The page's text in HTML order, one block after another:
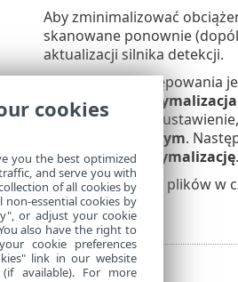
Aby zminimalizować
skanowane ponownie
aktualizacji silnika detekcji.
Taki sposób postępowania
Inteligentna optymalizacja
zmodyfikować to
czasie rzeczywistym.
inteligentną optymalizację.
Ochrona systemu plików w
ThreatSense.
cookies
you the best optimized
and serve you with
of all cookies by
non-essential cookies by
or adjust your cookie
also have the right to
cookie preferences
link in our website
available). For more